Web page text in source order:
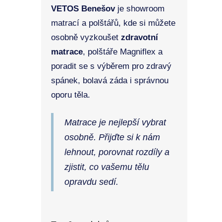
VETOS Benešovje showroom
matrací a polštářů, kde si můžete
osobně vyzkoušet zdravotní
matrace, polštáře Magniflex a
poradit se s výběrem pro zdravý
spánek, bolavá záda i správnou
oporu těla.
Matrace je nejlepší vybrat
osobně. Přijďte si k nám
lehnout, porovnat rozdíly a
zjistit, co vašemu tělu
opravdu sedí.